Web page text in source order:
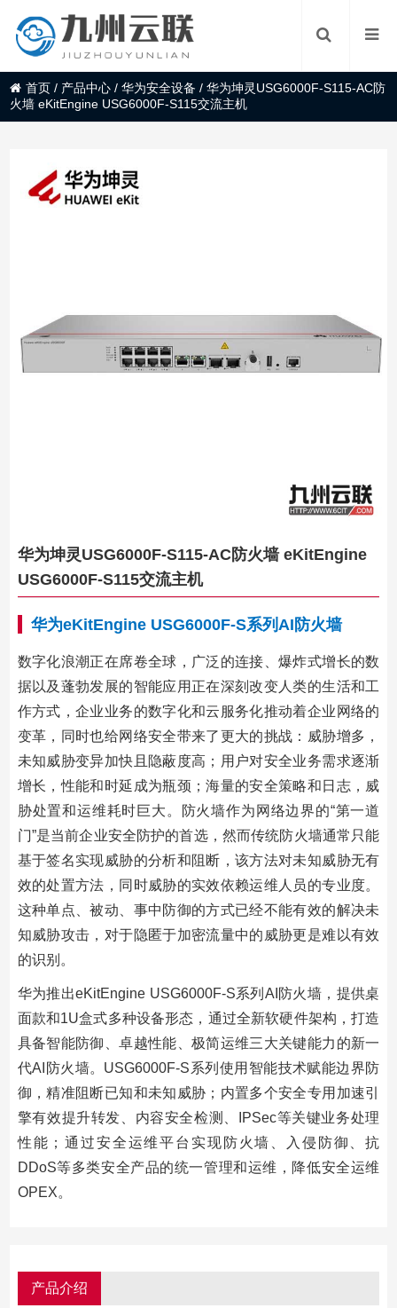
首页 / 产品中心 /华为安全设备 /华为坤灵USG6000F-S115-AC防
火墙 eKitEngine USG6000F-S115交流主机
华为坤灵USG6000F-S115-AC防火墙 eKitEngine
USG6000F-S115交流主机
华为eKitEngine USG6000F-S系列AI防火墙
数字化浪潮正在席卷全球，广泛的连接、爆炸式增长的数
据以及蓬勃发展的智能应用正在深刻改变人类的生活和工
作方式，企业业务的数字化和云服务化推动着企业网络的
变革，同时也给网络安全带来了更大的挑战：威胁增多，
未知威胁变异加快且隐蔽度高；用户对安全业务需求逐渐
增长，性能和时延成为瓶颈；海量的安全策略和日志，威
胁处置和运维耗时巨大。防火墙作为网络边界的“第一道
门”是当前企业安全防护的首选，然而传统防火墙通常只能
基于签名实现威胁的分析和阻断，该方法对未知威胁无有
效的处置方法，同时威胁的实效依赖运维人员的专业度。
这种单点、被动、事中防御的方式已经不能有效的解决未
知威胁攻击，对于隐匿于加密流量中的威胁更是难以有效
的识别。
华为推出eKitEngine USG6000F-S系列AI防火墙，提供桌
面款和1U盒式多种设备形态，通过全新软硬件架构，打造
具备智能防御、卓越性能、极简运维三大关键能力的新一
代AI防火墙。USG6000F-S系列使用智能技术赋能边界防
御，精准阻断已知和未知威胁；内置多个安全专用加速引
擎有效提升转发、内容安全检测、IPSec等关键业务处理
性能；通过安全运维平台实现防火墙、入侵防御、抗
DDoS等多类安全产品的统一管理和运维，降低安全运维
OPEX。
产品介绍